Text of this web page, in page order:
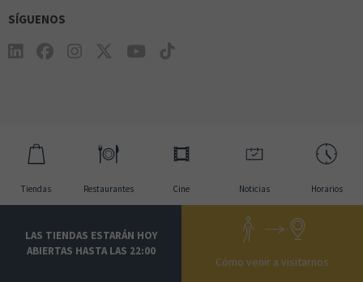
SÍGUENOS
Tiendas Restaurantes Cine Noticias Horarios
LAS TIENDAS ESTARÁN HOY
ABIERTAS HASTA LAS 22:00
Cómo venir a visitarnos